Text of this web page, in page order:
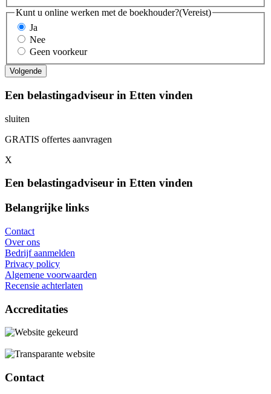
Kunt u online werken met de boekhouder?(Vereist)
Ja
Nee
Geen voorkeur
Een belastingadviseur in Etten vinden
sluiten
GRATIS offertes aanvragen
X
Een belastingadviseur in Etten vinden
Belangrijke links
Contact
Over ons
Bedrijf aanmelden
Privacy policy
Algemene voorwaarden
Recensie achterlaten
Accreditaties
Contact